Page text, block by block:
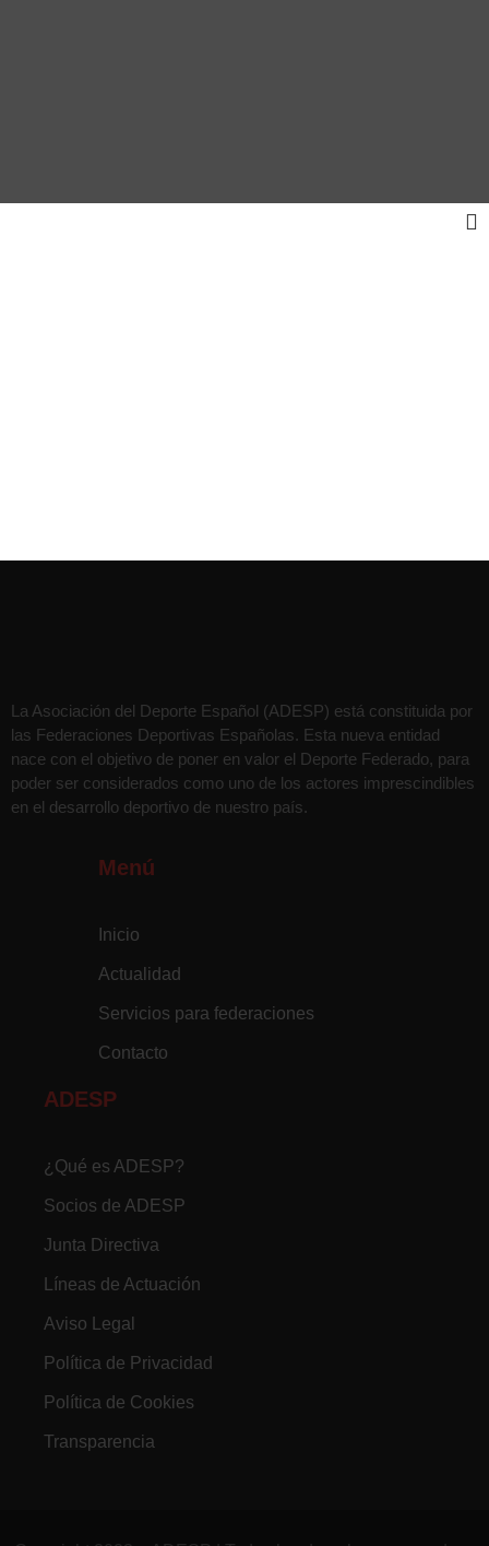
La Asociación del Deporte Español (ADESP) está constituida por
las Federaciones Deportivas Españolas. Esta nueva entidad
nace con el objetivo de poner en valor el Deporte Federado, para
poder ser considerados como uno de los actores imprescindibles
en el desarrollo deportivo de nuestro país.
Menú
Inicio
Actualidad
Servicios para federaciones
Contacto
ADESP
¿Qué es ADESP?
Socios de ADESP
Junta Directiva
Líneas de Actuación
Aviso Legal
Política de Privacidad
Política de Cookies
Transparencia